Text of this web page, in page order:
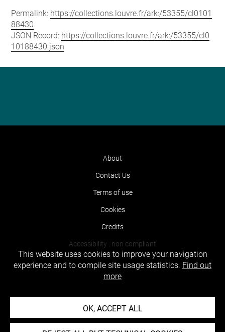
Permalink: https://collections.louvre.fr/ark:/53355/cl0101
88430
JSON Record: https://collections.louvre.fr/ark:/53355/cl0
10188430.json
About
Contact Us
Terms of use
Cookies
Credits
Accessibility : non compliant
This website uses cookies to improve your navigation
experience and to compile site usage statistics. Find out
more
OK, ACCEPT ALL